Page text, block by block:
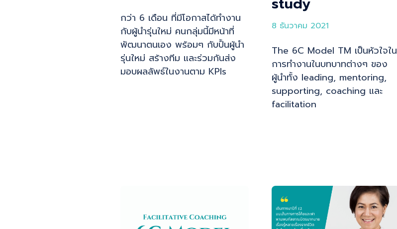
กว่า 6 เดือน ที่มีโอกาสได้ทำงาน
กับผู้นำรุ่นใหม่ คนกลุ่มนี้มีหน้าที่
พัฒนาตนเอง พร้อมๆ กับปั้นผู้นำ
รุ่นใหม่ สร้างทีม และร่วมกันส่ง
มอบผลลัพธ์ในงานตาม KPIs
8 ธันวาคม 2021
The 6C Model TM เป็นหัวใจใน
การทำงานในบทบาทต่างๆ ของ
ผู้นำทั้ง leading, mentoring,
supporting, coaching และ
facilitation